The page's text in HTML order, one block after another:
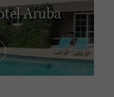
Aruba